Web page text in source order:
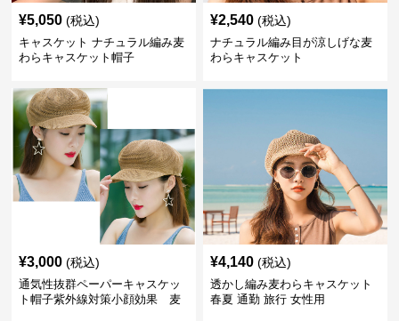
¥5,050 (税込)
キャスケット ナチュラル編み麦
わらキャスケット帽子
¥2,540 (税込)
ナチュラル編み目が涼しげな麦
わらキャスケット
¥3,000 (税込)
通気性抜群ペーパーキャスケッ
ト帽子紫外線対策小顔効果 麦
¥4,140 (税込)
透かし編み麦わらキャスケット
春夏 通勤 旅行 女性用